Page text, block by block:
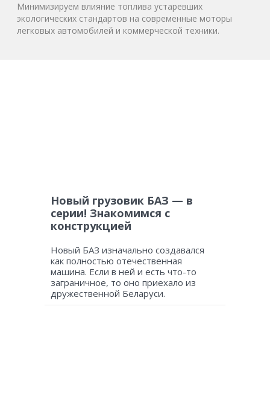
Минимизируем влияние топлива устаревших
экологических стандартов на современные моторы
легковых автомобилей и коммерческой техники.
Новый грузовик БАЗ — в
серии! Знакомимся с
конструкцией
Новый БАЗ изначально создавался
как полностью отечественная
машина. Если в ней и есть что-то
заграничное, то оно приехало из
дружественной Беларуси.